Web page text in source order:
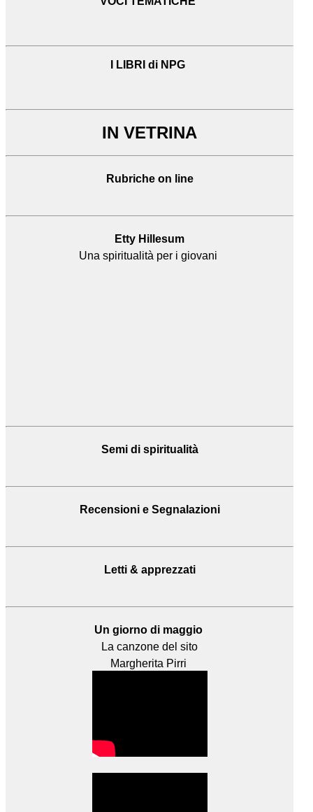
I LIBRI di NPG
IN VETRINA
Rubriche on line
Etty Hillesum
Una spiritualità per i giovani
Semi di spiritualità
Recensioni e Segnalazioni
Letti & apprezzati
Un giorno di maggio
La canzone del sito
Margherita Pirri